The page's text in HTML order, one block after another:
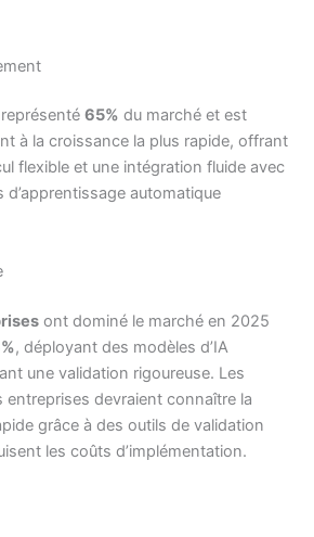
65% du marché et est
à la croissance la plus rapide, offrant
flexible et une intégration fluide avec
automatique
ont dominé le marché en 2025
, déployant des modèles d’IA
une validation rigoureuse. Les
devraient connaître la
grâce à des outils de validation
les coûts d’implémentation.